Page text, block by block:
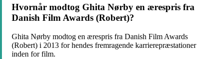
Hvornår modtog Ghita Nørby en ærespris fra
Danish Film Awards (Robert)?
Ghita Nørby modtog en ærespris fra Danish Film Awards
(Robert) i 2013 for hendes fremragende karrierepræstationer
inden for film.